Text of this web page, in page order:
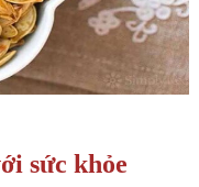
sức khỏe